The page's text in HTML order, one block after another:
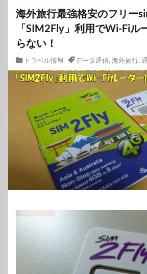
海外旅行最強格安のフリー
「SIM2Fly」利用でWi-Fiル
らない！
トラベル情報 データ通信, 海外旅行,